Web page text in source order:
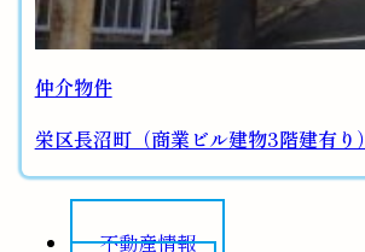
仲介物件
栄区長沼町（商業ビル建物3階建有り）
不動産情報